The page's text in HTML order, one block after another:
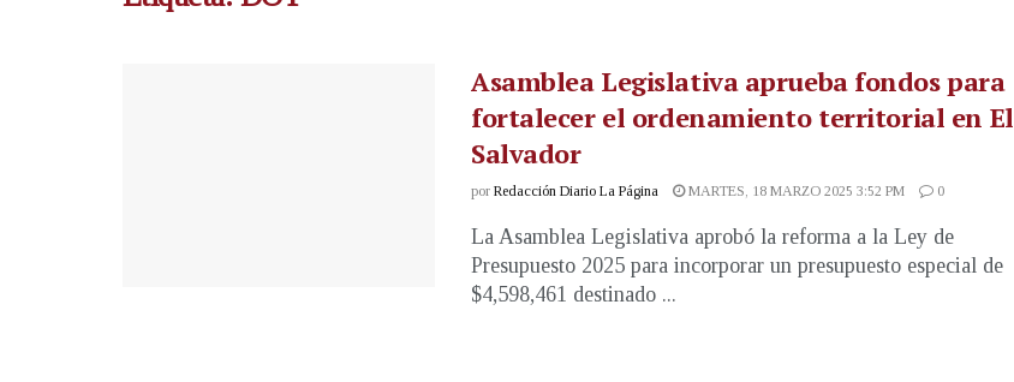
Asamblea Legislativa aprueba fondos para
fortalecer el ordenamiento territorial en El
Salvador
por Redacción Diario La Página MARTES, 18 MARZO 2025 3:52 PM 0
La Asamblea Legislativa aprobó la reforma a la Ley de
Presupuesto 2025 para incorporar un presupuesto especial de
$4,598,461 destinado ...